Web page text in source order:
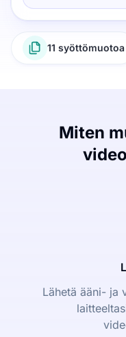
11 syöttömuotoa
Miten
Lähetä ääni- ja